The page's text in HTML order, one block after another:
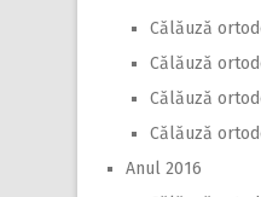
Călăuză
Călăuză
Călăuză
Călăuză
Anul 2016